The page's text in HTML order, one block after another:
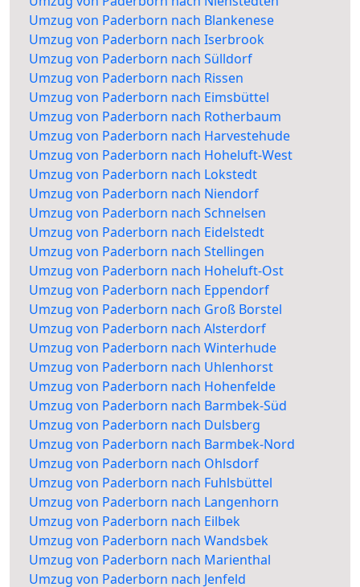
Umzug von Paderborn nach Blankenese
Umzug von Paderborn nach Iserbrook
Umzug von Paderborn nach Sülldorf
Umzug von Paderborn nach Rissen
Umzug von Paderborn nach Eimsbüttel
Umzug von Paderborn nach Rotherbaum
Umzug von Paderborn nach Harvestehude
Umzug von Paderborn nach Hoheluft-West
Umzug von Paderborn nach Lokstedt
Umzug von Paderborn nach Niendorf
Umzug von Paderborn nach Schnelsen
Umzug von Paderborn nach Eidelstedt
Umzug von Paderborn nach Stellingen
Umzug von Paderborn nach Hoheluft-Ost
Umzug von Paderborn nach Eppendorf
Umzug von Paderborn nach Groß Borstel
Umzug von Paderborn nach Alsterdorf
Umzug von Paderborn nach Winterhude
Umzug von Paderborn nach Uhlenhorst
Umzug von Paderborn nach Hohenfelde
Umzug von Paderborn nach Barmbek-Süd
Umzug von Paderborn nach Dulsberg
Umzug von Paderborn nach Barmbek-Nord
Umzug von Paderborn nach Ohlsdorf
Umzug von Paderborn nach Fuhlsbüttel
Umzug von Paderborn nach Langenhorn
Umzug von Paderborn nach Eilbek
Umzug von Paderborn nach Wandsbek
Umzug von Paderborn nach Marienthal
Umzug von Paderborn nach Jenfeld